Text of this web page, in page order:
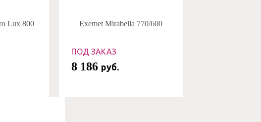
Lux 800 Exemet Mirabella 770/600
ПОД ЗАКАЗ
8 186 руб.